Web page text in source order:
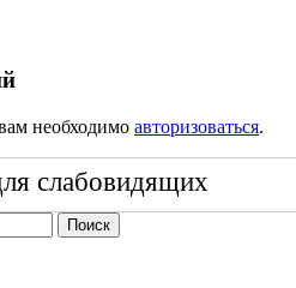
необходимо авторизоваться.
слабовидящих
Поиск